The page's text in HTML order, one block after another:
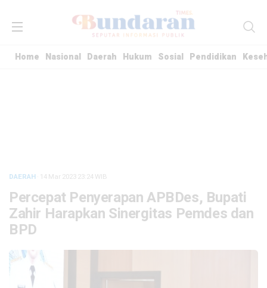
Home Nasional Daerah Hukum Sosial Pendidikan
DAERAH · 14 Mar 202323:24 WIB
Percepat Penyerapan APBDes, Bupati
Zahir Harapkan Sinergitas Pemdes dan
BPD